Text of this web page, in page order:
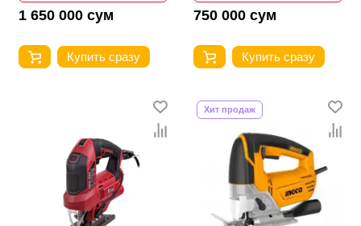
1 650 000 сум
Купить сразу
750 000 сум
Купить сразу
Хит продаж